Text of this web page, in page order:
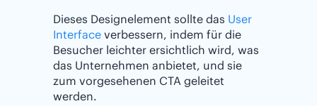
Dieses Designelement sollte das User
Interface verbessern, indem für die
Besucher leichter ersichtlich wird, was
das Unternehmen anbietet, und sie
zum vorgesehenen CTA geleitet
werden.